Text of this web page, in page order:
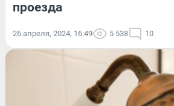
проезда
26 апреля, 2024, 16:49 5 538 10